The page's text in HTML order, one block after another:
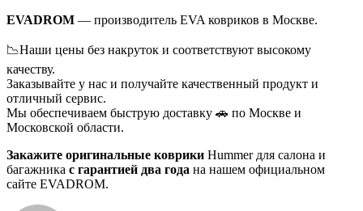
EVADROM — производитель EVA ковриков в Москве.
📉Наши цены без накруток и соответствуют высокому
качеству.
Заказывайте у нас и получайте качественный продукт и
отличный сервис.
Мы обеспечиваем быструю доставку 🚗 по Москве и
Московской области.
Закажите оригинальные коврики Hummer для салона и
багажника с гарантией два года на нашем официальном
сайте EVADROM.